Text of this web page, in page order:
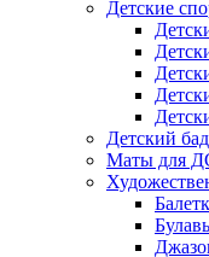
Детские
Детский
Маты для